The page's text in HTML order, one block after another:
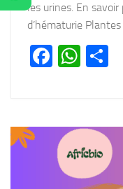
les urines. En
d’hématurie